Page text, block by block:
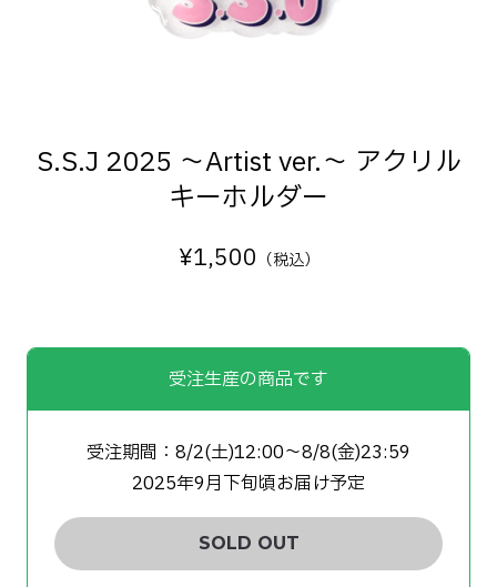
S.S.J 2025 〜Artist ver.〜 アクリル
キーホルダー
¥1,500 （税込）
受注生産の商品です
受注期間：8/2(土)12:00〜8/8(金)23:59
2025年9月下旬頃お届け予定
SOLD OUT